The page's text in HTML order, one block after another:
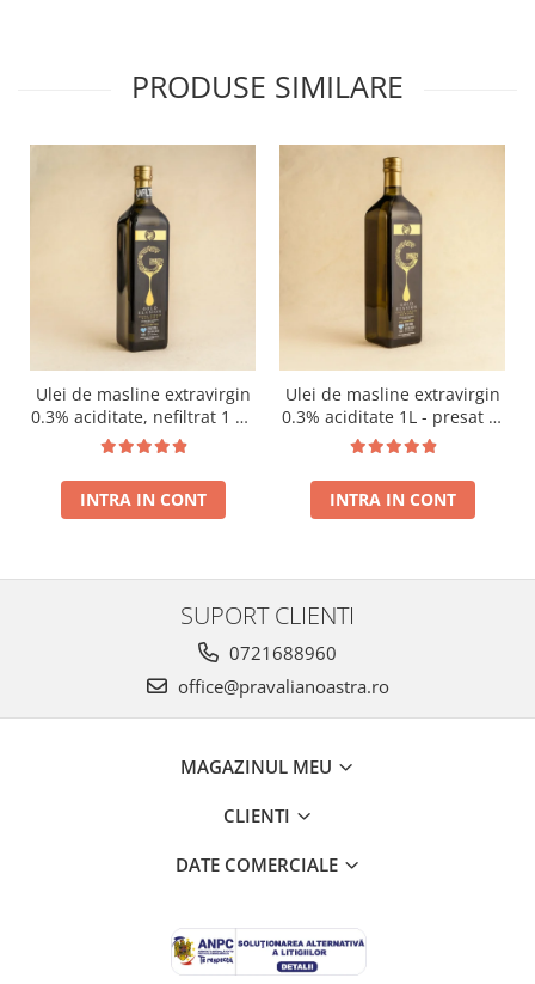
PRODUSE SIMILARE
Ulei de masline extravirgin
0.3% aciditate, nefiltrat 1 L -
presat la rece RECOLTA
INTRA IN CONT
Ulei de masline extravirgin
0.3% aciditate 1L - presat la
rece RECOLTA NOUA
INTRA IN CONT
SUPORT CLIENTI
0721688960
office@pravalianoastra.ro
MAGAZINUL MEU
CLIENTI
DATE COMERCIALE